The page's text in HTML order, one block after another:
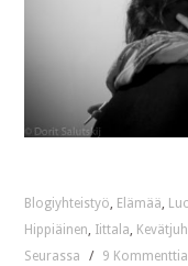
Blogiyhteistyö Elämää
Hippiäinen Iittala
Seurassa
/ 9 Kommenttia